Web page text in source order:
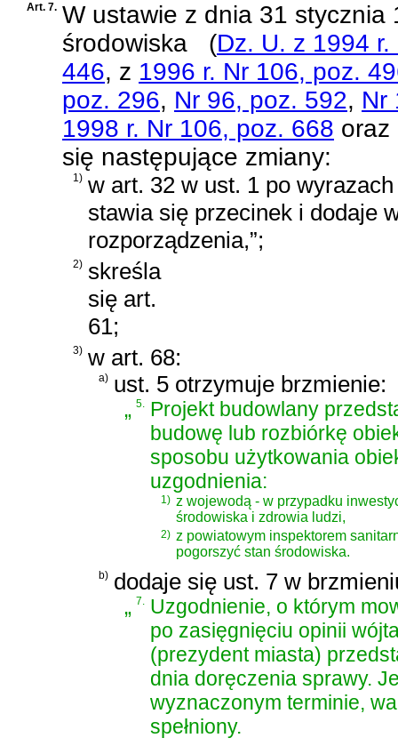
Art. 7. W ustawie z dnia 31 stycznia
środowiska
(Dz. U. z 1994
446, z 1996 r. Nr 106, poz.
poz. 296, Nr 96, poz. 592, Nr
1998 r. Nr 106, poz. 668
się następujące zmiany:
1) w art. 32 w ust. 1 po wyrazach
stawia się przecinek i dodaje
rozporządzenia,”;
2) skreśla
się art.
61;
3) w art. 68:
a) ust. 5 otrzymuje brzmienie:
„5.
Projekt budowlany
budowę lub rozbiórkę
sposobu użytkowania
uzgodnienia:
1) z wojewodą - w przypadku
środowiska i zdrowia ludzi,
2) z powiatowym inspektorem
pogorszyć stan środowiska.
b) dodaje się ust. 7 w
„ 7. Uzgodnienie, o którym
po zasięgnięciu opinii
(prezydent miasta)
dnia doręczenia sprawy.
wyznaczonym terminie,
spełniony.